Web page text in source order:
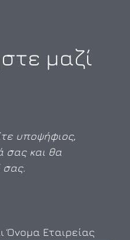
μαζί
υποψήφιος,
σας και θα
σας.
Όνομα Εταιρείας